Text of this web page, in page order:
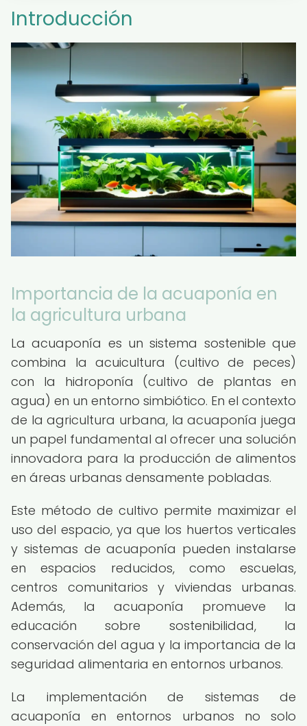
Introducción
Importancia de la acuaponía en
la agricultura urbana
La acuaponía es un sistema sostenible que
combina la acuicultura (cultivo de peces)
con la hidroponía (cultivo de plantas en
agua) en un entorno simbiótico. En el contexto
de la agricultura urbana, la acuaponía juega
un papel fundamental al ofrecer una solución
innovadora para la producción de alimentos
en áreas urbanas densamente pobladas.
Este método de cultivo permite maximizar el
uso del espacio, ya que los huertos verticales
y sistemas de acuaponía pueden instalarse
en espacios reducidos, como escuelas,
centros comunitarios y viviendas urbanas.
Además, la acuaponía promueve la
educación sobre sostenibilidad, la
conservación del agua y la importancia de la
seguridad alimentaria en entornos urbanos.
La implementación de sistemas de
acuaponía en entornos urbanos no solo